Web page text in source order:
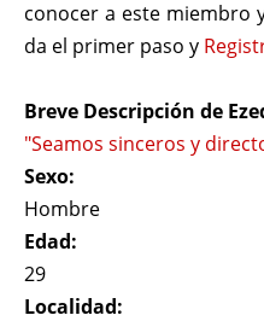
conocer a este miembro
da el primer paso y
Breve Descripción de
"Seamos sinceros y
Sexo:
Hombre
Edad:
29
Localidad: